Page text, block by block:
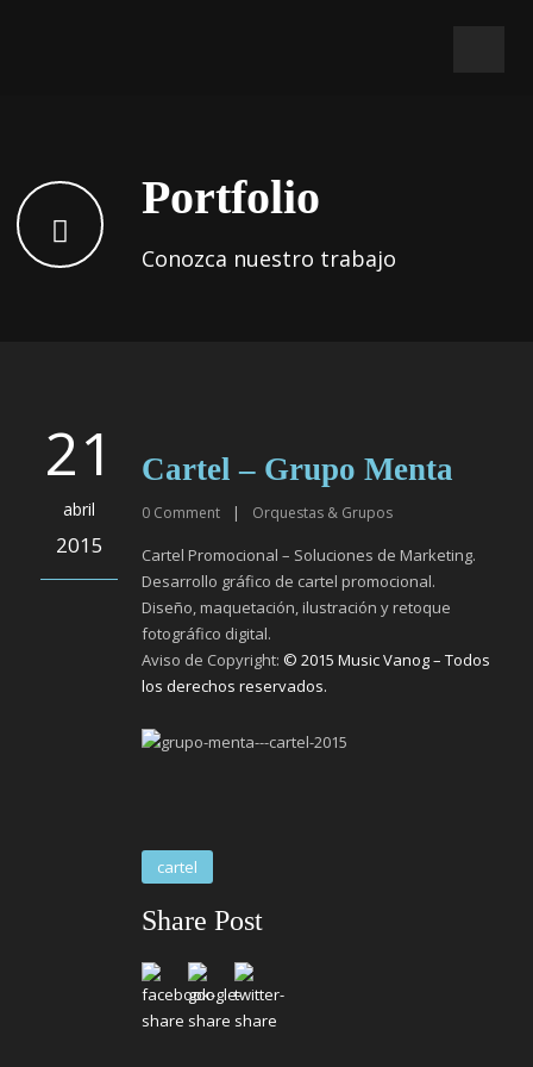
Portfolio
Conozca nuestro trabajo
21
abril
2015
Cartel – Grupo Menta
0 Comment | Orquestas & Grupos
Cartel Promocional – Soluciones de Marketing.
Desarrollo gráfico de cartel promocional.
Diseño, maquetación, ilustración y retoque
fotográfico digital.
Aviso de Copyright: © 2015 Music Vanog – Todos
los derechos reservados.
cartel
Share Post